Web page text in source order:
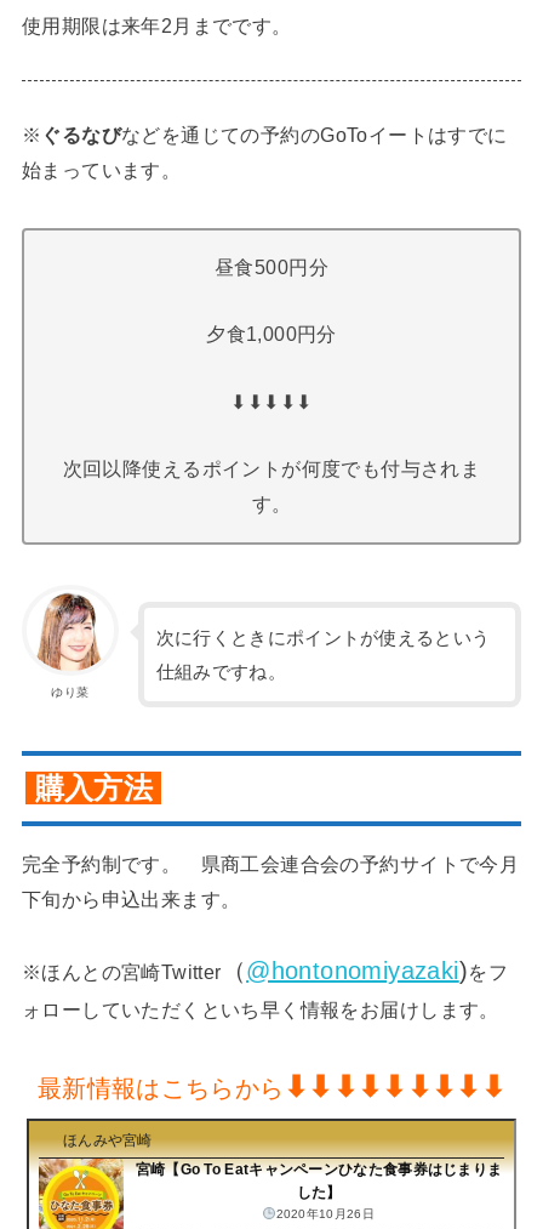
使用期限は来年2月までです。
※ ぐるなびなどを通じての予約のGoToイートはすでに
始まっています。
昼食500円分
夕食1,000円分
⬇︎⬇︎⬇︎⬇︎⬇︎
次回以降使えるポイントが何度でも付与されま
す。
ゆり菜
次に行くときにポイントが使えるという
仕組みですね。
購入方法
完全予約制です。 県商工会連合会の予約サイトで今月
下旬から申込出来ます。
※ほんとの宮崎Twitter （@hontonomiyazaki)をフ
ォローしていただくといち早く情報をお届けします。
最新情報はこちらから ⬇︎⬇︎⬇︎⬇︎⬇︎⬇︎⬇︎⬇︎⬇︎
ほんみや宮崎
宮崎【Go To Eatキャンペーンひなた食事券はじまりま
した】
2020年10月26日